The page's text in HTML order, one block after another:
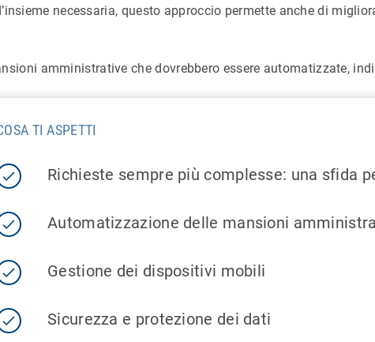
necessaria, questo approccio permette anche di
amministrative che dovrebbero essere automatizzate,
TI ASPETTI
Richieste sempre più complesse: una sfida
Automatizzazione delle mansioni
Gestione dei dispositivi mobili
Sicurezza e protezione dei dati